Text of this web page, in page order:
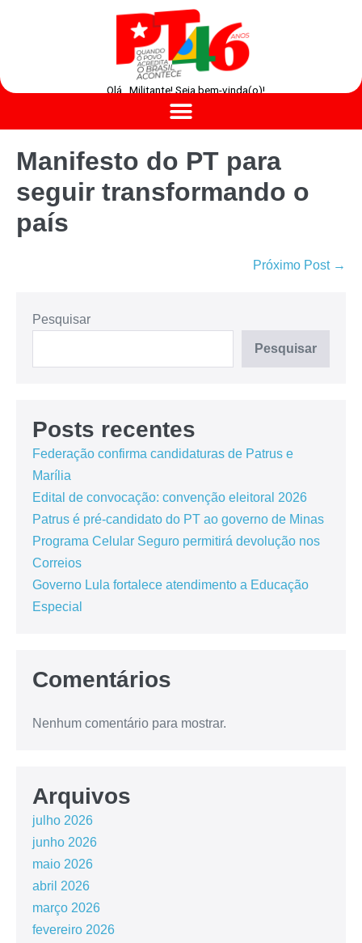
Olá , Militante! Seja bem-vinda(o)!
Manifesto do PT para
seguir transformando o
país
Próximo Post →
Pesquisar
Pesquisar
Posts recentes
Federação confirma candidaturas de Patrus e
Marília
Edital de convocação: convenção eleitoral 2026
Patrus é pré-candidato do PT ao governo de Minas
Programa Celular Seguro permitirá devolução nos
Correios
Governo Lula fortalece atendimento a Educação
Especial
Comentários
Nenhum comentário para mostrar.
Arquivos
julho 2026
junho 2026
maio 2026
abril 2026
março 2026
fevereiro 2026